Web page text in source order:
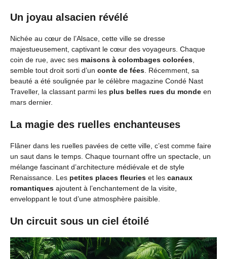
Un joyau alsacien révélé
Nichée au cœur de l’Alsace, cette ville se dresse
majestueusement, captivant le cœur des voyageurs. Chaque
coin de rue, avec ses maisons à colombages colorées,
semble tout droit sorti d’un conte de fées. Récemment, sa
beauté a été soulignée par le célèbre magazine Condé Nast
Traveller, la classant parmi les plus belles rues du monde en
mars dernier.
La magie des ruelles enchanteuses
Flâner dans les ruelles pavées de cette ville, c’est comme faire
un saut dans le temps. Chaque tournant offre un spectacle, un
mélange fascinant d’architecture médiévale et de style
Renaissance. Les petites places fleuries et les canaux
romantiques ajoutent à l’enchantement de la visite,
enveloppant le tout d’une atmosphère paisible.
Un circuit sous un ciel étoilé